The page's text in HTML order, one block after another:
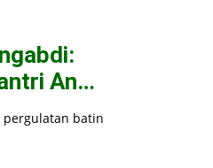
An…
pergulatan batin